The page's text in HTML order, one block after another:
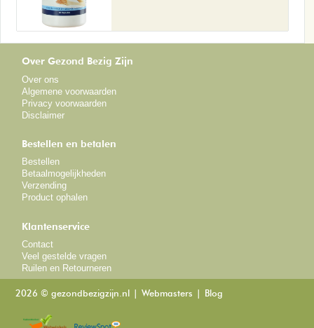
Over Gezond Bezig Zijn
Over ons
Algemene voorwaarden
Privacy voorwaarden
Disclaimer
Bestellen en betalen
Bestellen
Betaalmogelijkheden
Verzending
Product ophalen
Klantenservice
Contact
Veel gestelde vragen
Ruilen en Retourneren
2026 © gezondbezigzijn.nl Webmasters Blog